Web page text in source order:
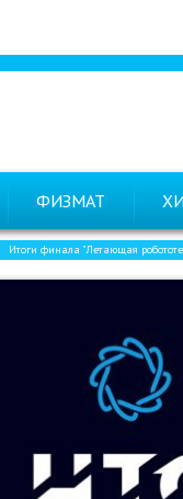
ФИЗМАТ
Итоги финала "Летающая